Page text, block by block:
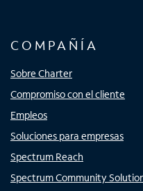
COMPAÑÍA
Sobre Charter
Compromiso con el cliente
Empleos
Soluciones para empresas
Spectrum Reach
Spectrum Community